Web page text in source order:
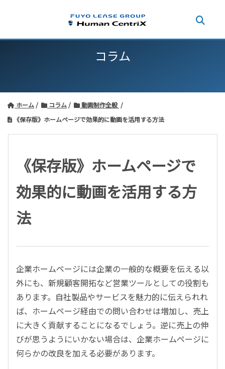
コラム
ホーム コラム
動画制作全般
《保存版》ホームページで効果的に動画を活用する方法
《保存版》ホームページで
効果的に動画を活用する方
法
企業ホームページには企業の一般的な概要を伝える以
外にも、新規顧客開拓など営業ツールとしての役割も
あります。自社製品やサービスを魅力的に伝えられれ
ば、ホームページ経由での問い合わせは増加し、売上
に大きく貢献することになるでしょう。逆に売上の伸
びが思うようにいかない場合は、企業ホームページに
何らかの改良を加える必要があります。